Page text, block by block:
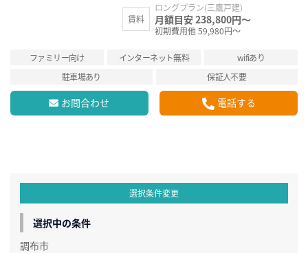
賃料
ロングプラン(三鷹戸建)
月額目安 238,800円～
初期費用他 59,980円～
ファミリー向け インターネット無料
wifiあり
駐車場あり
保証人不要
お問合わせ 電話する
選択条件変更
選択中の条件
調布市